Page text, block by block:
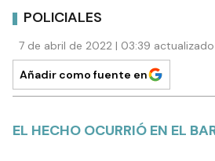
POLICIALES
7 de abril de 2022 | 03:39
Añadir como fuente en
EL HECHO OCURRIÓ EN EL